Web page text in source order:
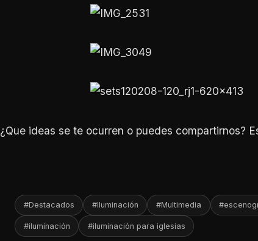
¿Que ideas se te ocurren o puedes compartirnos?
#Destacados #Iluminación #Multimedia
#iluminación #iluminación para iglesias